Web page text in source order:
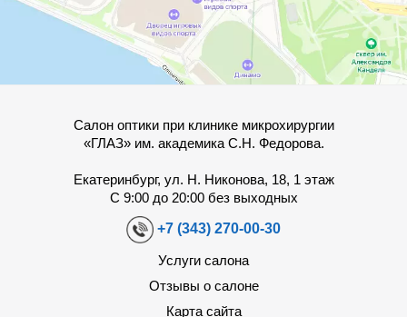
Салон оптики при клинике микрохирургии
«ГЛАЗ» им. академика С.Н. Федорова.
Екатеринбург, ул. Н. Никонова, 18, 1 этаж
С 9:00 до 20:00 без выходных
+7 (343) 270-00-30
Услуги салона
Отзывы о салоне
Карта сайта